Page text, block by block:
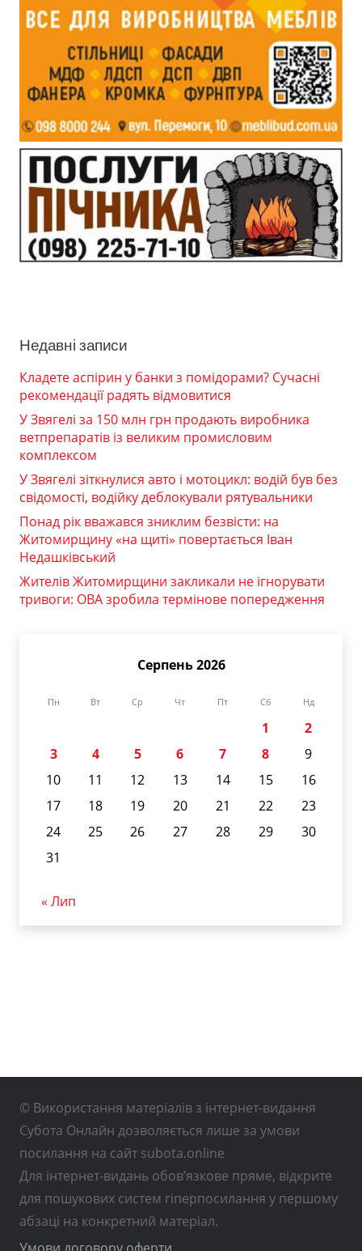
Недавні записи
Кладете аспірин у банки з помідорами? Сучасні
рекомендації радять відмовитися
У Звягелі за 150 млн грн продають виробника
ветпрепаратів із великим промисловим
комплексом
У Звягелі зіткнулися авто і мотоцикл: водій був без
свідомості, водійку деблокували рятувальники
Понад рік вважався зниклим безвісти: на
Житомирщину «на щиті» повертається Іван
Недашківський
Жителів Житомирщини закликали не ігнорувати
тривоги: ОВА зробила термінове попередження
Серпень 2026
Пн Вт Ср Чт Пт Сб Нд
1
2
3
4 5 6 7 8
9
10
11 12 13 14 15
16
17
18 19 20 21 22
23
24
25 26 27 28 29
30
31
« Лип
© Використання матеріалів з інтернет-видання
Субота Онлайн дозволяється лише за умови
посилання на сайт subota.online
Для інтернет-видань обов’язкове пряме, відкрите
для пошукових систем гіперпосилання у першому
абзаці на конкретний матеріал.